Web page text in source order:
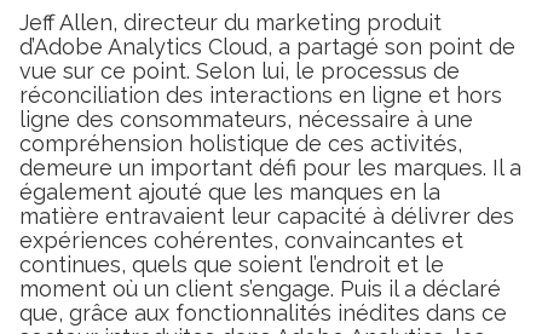
Jeff Allen, directeur du marketing produit
d’Adobe Analytics Cloud, a partagé son point de
vue sur ce point. Selon lui, le processus de
réconciliation des interactions en ligne et hors
ligne des consommateurs, nécessaire à une
compréhension holistique de ces activités,
demeure un important défi pour les marques. Il a
également ajouté que les manques en la
matière entravaient leur capacité à délivrer des
expériences cohérentes, convaincantes et
continues, quels que soient l’endroit et le
moment où un client s’engage. Puis il a déclaré
que, grâce aux fonctionnalités inédites dans ce